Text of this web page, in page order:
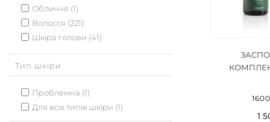
Обличчя (1)
Волосся (221)
Шкіра голови (41)
Тип шкіри
Проблемна (1)
Для всіх типів шкіри (1)
1